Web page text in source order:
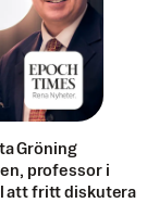
Gröning
professor i
att fritt diskutera